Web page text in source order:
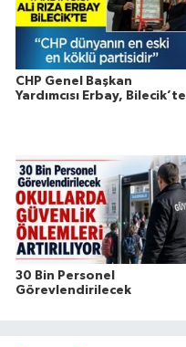
CHP Genel Başkan
Yardımcısı Erbay, Bilecik’te
30 Bin Personel
Görevlendirilecek